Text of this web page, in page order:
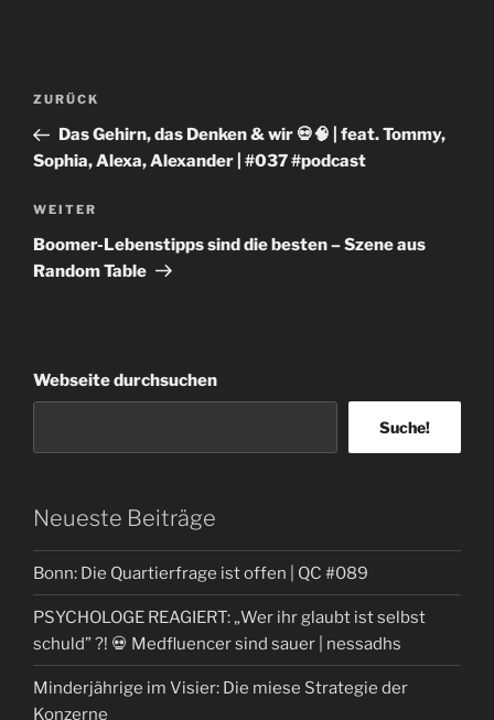
Beitragsnavigation
Vorheriger
Beitrag
ZURÜCK
Das Gehirn, das Denken & wir 💀🧠 | feat. Tommy,
Sophia, Alexa, Alexander | #037 #podcast ​
Nächster
Beitrag
WEITER
Boomer-Lebenstipps sind die besten – Szene aus
Random Table
Webseite durchsuchen
Suche!
Neueste Beiträge
Bonn: Die Quartierfrage ist offen | QC #089
PSYCHOLOGE REAGIERT: „Wer ihr glaubt ist selbst
schuld” ?! 💀 Medfluencer sind sauer | nessadhs
Minderjährige im Visier: Die miese Strategie der
Konzerne